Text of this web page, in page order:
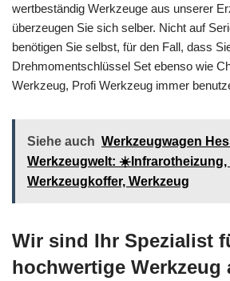
wertbeständig Werkzeuge aus unserer
überzeugen Sie sich selber. Nicht auf
benötigen Sie selbst, für den Fall, dass
Drehmomentschlüssel Set ebenso wie
Werkzeug, Profi Werkzeug immer
Siehe auch Werkzeugwagen
Werkzeugwelt: ☀️Infrarotheizung,
Werkzeugkoffer, Werkzeug
Wir sind Ihr Spezialist
hochwertige Werkzeug